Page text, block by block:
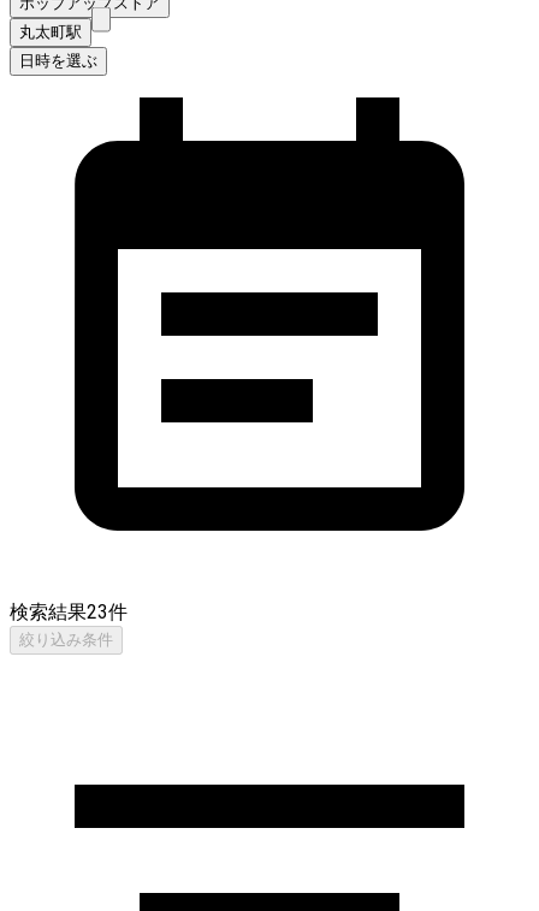
丸太町駅
日時を選ぶ
検索結果23件
絞り込み条件